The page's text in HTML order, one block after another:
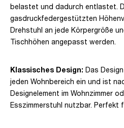
belastet und dadurch entlastet.
gasdruckfedergestützten
Drehstuhl an jede Körpergröße
Tischhöhen angepasst werden.
Klassisches Design: Das
jeden Wohnbereich ein und ist
Designelement im Wohnzimmer
Esszimmerstuhl nutzbar. Perfekt